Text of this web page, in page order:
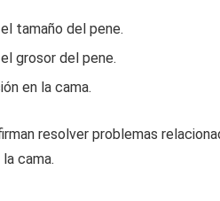
tamaño del pene.
grosor del pene.
en la cama.
resolver problemas
cama.